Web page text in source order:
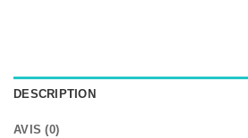
DESCRIPTION
AVIS (0)